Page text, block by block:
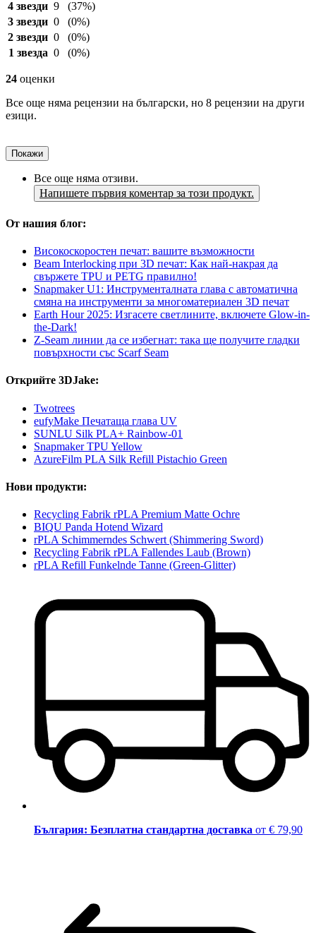
4 звезди 9
(37%)
3 звезди 0
(0%)
2 звезди 0
(0%)
1 звезда 0 (0%)
24 оценки
Все още няма рецензии на български, но 8 рецензии на други
езици.
Покажи
Все още няма отзиви.
Напишете първия коментар за този продукт.
От нашия блог:
Високоскоростен печат: вашите възможности
Beam Interlocking при 3D печат: Как най-накрая да
свържете TPU и PETG правилно!
Snapmaker U1: Инструменталната глава с автоматична
смяна на инструменти за многоматериален 3D печат
Earth Hour 2025: Изгасете светлините, включете Glow-in-
the-Dark!
Z-Seam линии да се избегнат: така ще получите гладки
повърхности със Scarf Seam
Открийте 3DJake:
Twotrees
eufyMake Печатаща глава UV
SUNLU Silk PLA+ Rainbow-01
Snapmaker TPU Yellow
AzureFilm PLA Silk Refill Pistachio Green
Нови продукти:
Recycling Fabrik rPLA Premium Matte Ochre
BIQU Panda Hotend Wizard
rPLA Schimmerndes Schwert (Shimmering Sword)
Recycling Fabrik rPLA Fallendes Laub (Brown)
rPLA Refill Funkelnde Tanne (Green-Glitter)
България: Безплатна стандартна доставка от € 79,90